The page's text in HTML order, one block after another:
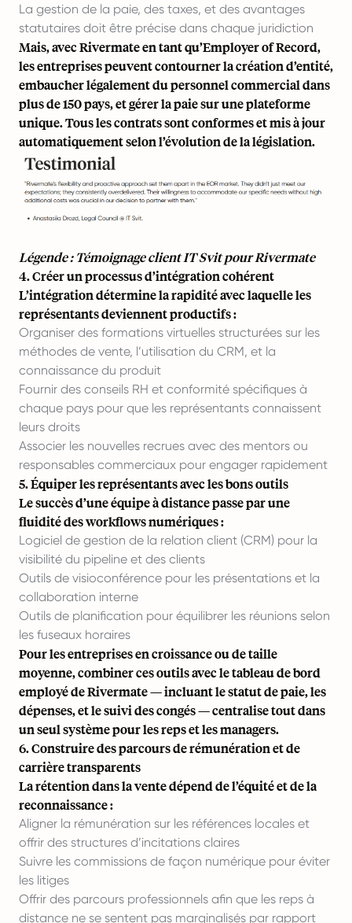
La gestion de la paie, des taxes, et des avantages
statutaires doit être précise dans chaque juridiction
Mais, avec Rivermate en tant qu’Employer of Record,
les entreprises peuvent contourner la création d’entité,
embaucher légalement du personnel commercial dans
plus de 150 pays, et gérer la paie sur une plateforme
unique. Tous les contrats sont conformes et mis à jour
automatiquement selon l’évolution de la législation.
Légende : Témoignage client IT Svit pour Rivermate
4. Créer un processus d’intégration cohérent
L’intégration détermine la rapidité avec laquelle les
représentants deviennent productifs :
Organiser des formations virtuelles structurées sur les
méthodes de vente, l’utilisation du CRM, et la
connaissance du produit
Fournir des conseils RH et conformité spécifiques à
chaque pays pour que les représentants connaissent
leurs droits
Associer les nouvelles recrues avec des mentors ou
responsables commerciaux pour engager rapidement
5. Équiper les représentants avec les bons outils
Le succès d’une équipe à distance passe par une
fluidité des workflows numériques :
Logiciel de gestion de la relation client (CRM) pour la
visibilité du pipeline et des clients
Outils de visioconférence pour les présentations et la
collaboration interne
Outils de planification pour équilibrer les réunions selon
les fuseaux horaires
Pour les entreprises en croissance ou de taille
moyenne, combiner ces outils avec le tableau de bord
employé de Rivermate — incluant le statut de paie, les
dépenses, et le suivi des congés — centralise tout dans
un seul système pour les reps et les managers.
6. Construire des parcours de rémunération et de
carrière transparents
La rétention dans la vente dépend de l’équité et de la
reconnaissance :
Aligner la rémunération sur les références locales et
offrir des structures d’incitations claires
Suivre les commissions de façon numérique pour éviter
les litiges
Offrir des parcours professionnels afin que les reps à
distance ne se sentent pas marginalisés par rapport